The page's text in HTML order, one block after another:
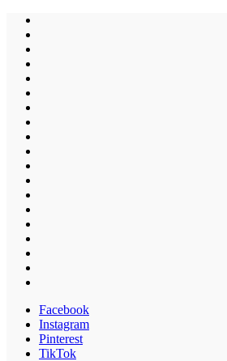
Facebook
Instagram
Pinterest
TikTok